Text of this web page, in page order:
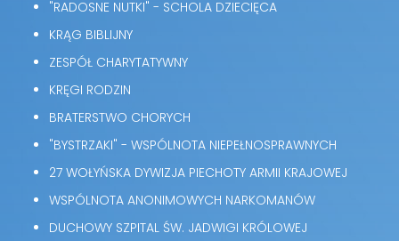
"RADOSNE NUTKI" - SCHOLA DZIECIĘCA
KRĄG BIBLIJNY
ZESPÓŁ CHARYTATYWNY
KRĘGI RODZIN
BRATERSTWO CHORYCH
"BYSTRZAKI" - WSPÓLNOTA NIEPEŁNOSPRAWNYCH
27 WOŁYŃSKA DYWIZJA PIECHOTY ARMII KRAJOWEJ
WSPÓLNOTA ANONIMOWYCH NARKOMANÓW
DUCHOWY SZPITAL ŚW. JADWIGI KRÓLOWEJ